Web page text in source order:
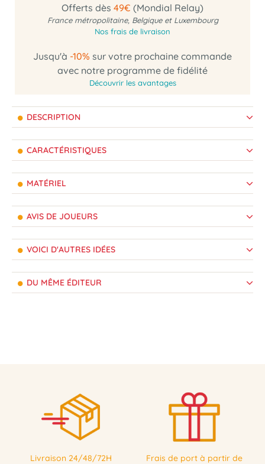
Offerts dès 49€ (Mondial Relay)
France métropolitaine, Belgique et Luxembourg
Nos frais de livraison
Jusqu'à -10% sur votre prochaine commande
avec notre programme de fidélité
Découvrir les avantages
DESCRIPTION
CARACTÉRISTIQUES
MATÉRIEL
AVIS DE JOUEURS
VOICI D'AUTRES IDÉES
DU MÊME ÉDITEUR
Livraison 24/48/72H
Frais de port à partir de